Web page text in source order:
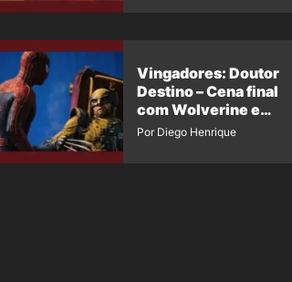
Vingadores: Doutor
Destino – Cena final
com Wolverine e
Homem-Aranha de
Por Diego Henrique